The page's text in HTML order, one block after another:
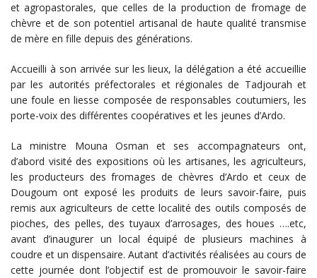
et agropastorales, que celles de la production de fromage de
chèvre et de son potentiel artisanal de haute qualité transmise
de mère en fille depuis des générations.
Accueilli à son arrivée sur les lieux, la délégation a été accueillie
par les autorités préfectorales et régionales de Tadjourah et
une foule en liesse composée de responsables coutumiers, les
porte-voix des différentes coopératives et les jeunes d’Ardo.
La ministre Mouna Osman et ses accompagnateurs ont,
d’abord visité des expositions où les artisanes, les agriculteurs,
les producteurs des fromages de chèvres d’Ardo et ceux de
Dougoum ont exposé les produits de leurs savoir-faire, puis
remis aux agriculteurs de cette localité des outils composés de
pioches, des pelles, des tuyaux d’arrosages, des houes ….etc,
avant d’inaugurer un local équipé de plusieurs machines à
coudre et un dispensaire. Autant d’activités réalisées au cours de
cette journée dont l’objectif est de promouvoir le savoir-faire